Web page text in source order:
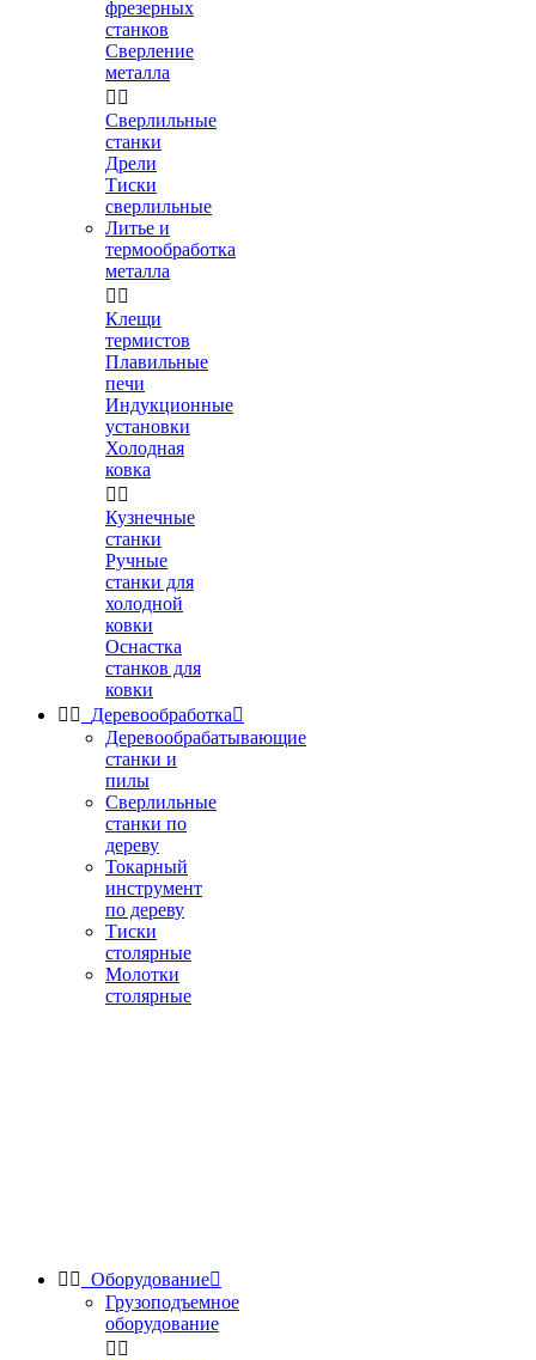
фрезерных
станков
Сверление
металла
 
Сверлильные
станки
Дрели
Тиски
сверлильные
Литье и
термообработка
металла
 
Клещи
термистов
Плавильные
печи
Индукционные
установки
Холодная
ковка
 
Кузнечные
станки
Ручные
станки для
холодной
ковки
Оснастка
станков для
ковки
  Деревообработка
Деревообрабатывающие
станки и
пилы
Сверлильные
станки по
дереву
Токарный
инструмент
по дереву
Тиски
столярные
Молотки
столярные
  Оборудование
Грузоподъемное
оборудование
 